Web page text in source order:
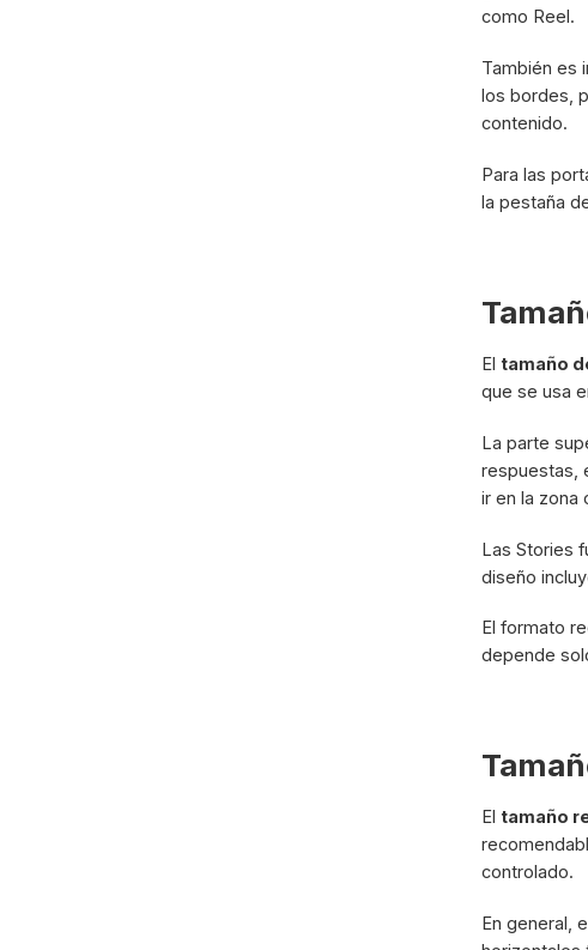
como Reel.
También es
los bordes,
contenido.
Para las
la pestaña
El tamaño
que se usa
La parte
respuestas,
ir en la zona
Las Stories
diseño
El formato
depende
El tamaño
controlado.
En general,